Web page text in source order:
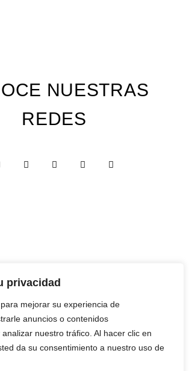
privacidad
mejorar su experiencia de
anuncios o contenidos
nuestro tráfico. Al hacer clic en
da su consentimiento a nuestro uso de
NUESTRAS
REDES
Custom Edition
Digital Edition